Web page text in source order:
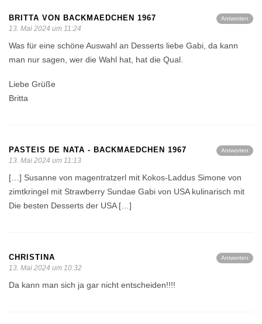
Antworten
BRITTA VON BACKMAEDCHEN 1967
13. Mai 2024 um 11:24
Was für eine schöne Auswahl an Desserts liebe Gabi, da kann
man nur sagen, wer die Wahl hat, hat die Qual.
Liebe Grüße
Britta
Antworten
PASTEIS DE NATA - BACKMAEDCHEN 1967
13. Mai 2024 um 11:13
[…] Susanne von magentratzerl mit Kokos-Laddus Simone von
zimtkringel mit Strawberry Sundae Gabi von USA kulinarisch mit
Die besten Desserts der USA […]
Antworten
CHRISTINA
13. Mai 2024 um 10:32
Da kann man sich ja gar nicht entscheiden!!!!